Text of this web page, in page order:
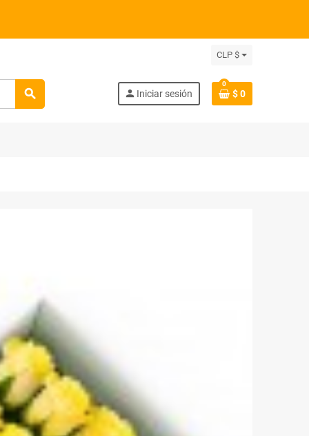
CLP $
search person Iniciar sesión
0
$ 0